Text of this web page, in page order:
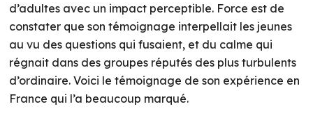
d’adultes avec un impact perceptible. Force est de
constater que son témoignage interpellait les jeunes
au vu des questions qui fusaient, et du calme qui
régnait dans des groupes réputés des plus turbulents
d’ordinaire. Voici le témoignage de son expérience en
France qui l’a beaucoup marqué.